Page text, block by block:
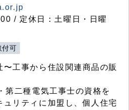
/ 定休日：土曜日・日曜
付可
工事から住設関連商品の販
第二種電気工事士の資格を
リティに加盟し、個人住宅